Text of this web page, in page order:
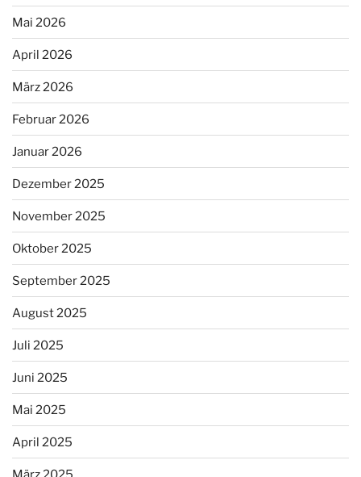
Mai 2026
April 2026
März 2026
Februar 2026
Januar 2026
Dezember 2025
November 2025
Oktober 2025
September 2025
August 2025
Juli 2025
Juni 2025
Mai 2025
April 2025